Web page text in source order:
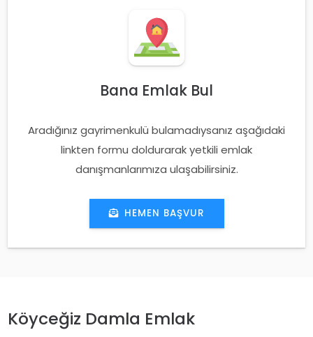
Bana Emlak Bul
Aradığınız gayrimenkulü bulamadıysanız aşağıdaki
linkten formu doldurarak yetkili emlak
danışmanlarımıza ulaşabilirsiniz.
HEMEN BAŞVUR
Köyceğiz Damla Emlak